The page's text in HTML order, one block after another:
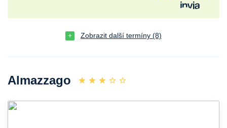
Zobrazit další termíny (8)
Almazzago